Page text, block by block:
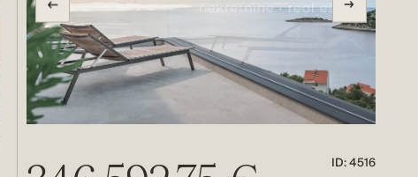
ID: 4516